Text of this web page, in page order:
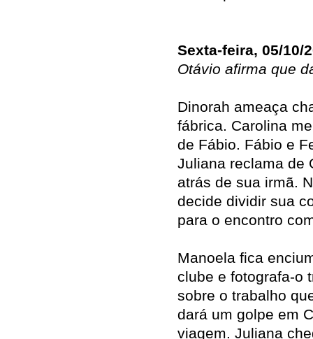
Sexta-feira, 05/10/
Otávio afirma que
Dinorah ameaça
fábrica. Carolina
de Fábio. Fábio e
Juliana reclama de
atrás de sua irmã.
decide dividir sua
para o encontro
Manoela fica
clube e fotografa-o
sobre o trabalho
dará um golpe em
viagem. Juliana